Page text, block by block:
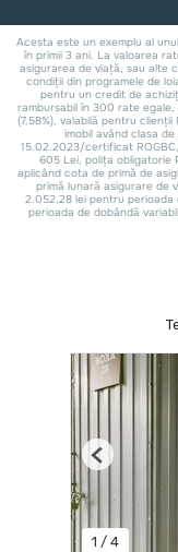
1 / 4
Previous